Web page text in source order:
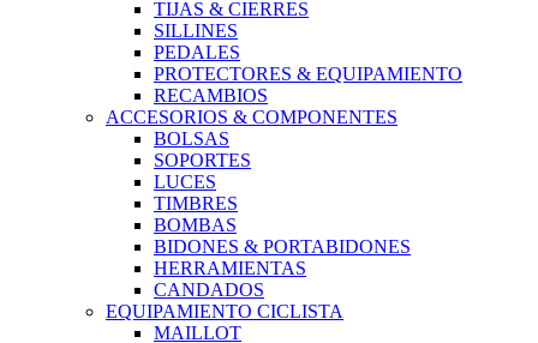
TIJAS & CIERRES
SILLINES
PEDALES
PROTECTORES & EQUIPAMIENTO
RECAMBIOS
ACCESORIOS & COMPONENTES
BOLSAS
SOPORTES
LUCES
TIMBRES
BOMBAS
BIDONES & PORTABIDONES
HERRAMIENTAS
CANDADOS
EQUIPAMIENTO CICLISTA
MAILLOT